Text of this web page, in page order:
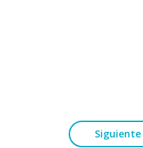
Siguiente